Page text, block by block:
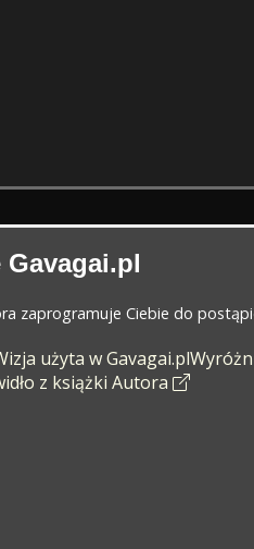
zaprogramuje Ciebie do
użyta w Gavagai.pl
z książki Autora